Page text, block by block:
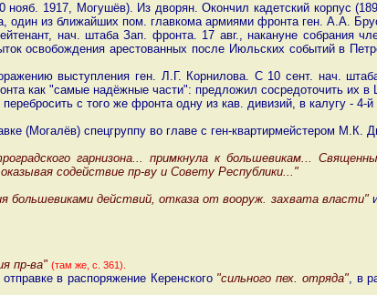
нояб. 1917, Могушёв). Из дворян. Окончил кадетский корпус
из ближайших пом. главкома армиями фронта ген. А.А.
нач. штаба Зап. фронта. 17 авг., накануне собрания
освобождения арестованных после Июльских событий в
выступления ген. Л.Г. Корнилова. С 10 сент. нач.
как "самые надёжные части": предложил сосредоточить их
с того же фронта одну из кав. дивизий, в калугу - 4-й
(Могалёв) спецгруппу во главе с ген-квартирмейстером М.К.
гарнизона... примкнула к большевикам...
содействие пр-ву и Совету Республики..."
большевиками действий, отказа от вооруж. захвата власти"
пр-ва" (там же, с. 361).
в распоряжение Керенского "сильного пех. отряда", в